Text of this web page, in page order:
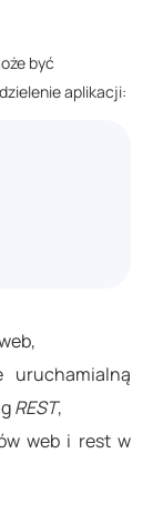
być
aplikacji:
uruchamialną
REST,
web i rest w